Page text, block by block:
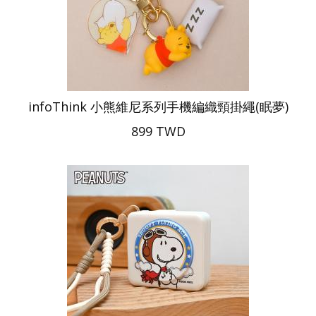
infoThink 小熊維尼系列手機編織頸掛繩(眠夢)
899 TWD